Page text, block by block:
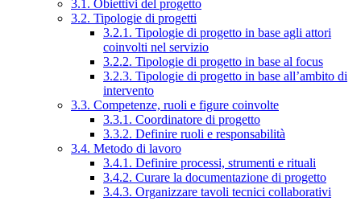
3.1. Obiettivi del progetto
3.2. Tipologie di progetti
3.2.1. Tipologie di progetto in base agli attori
coinvolti nel servizio
3.2.2. Tipologie di progetto in base al focus
3.2.3. Tipologie di progetto in base all’ambito di
intervento
3.3. Competenze, ruoli e figure coinvolte
3.3.1. Coordinatore di progetto
3.3.2. Definire ruoli e responsabilità
3.4. Metodo di lavoro
3.4.1. Definire processi, strumenti e rituali
3.4.2. Curare la documentazione di progetto
3.4.3. Organizzare tavoli tecnici collaborativi